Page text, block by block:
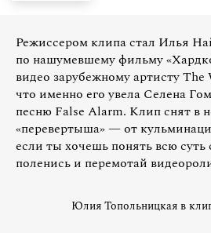
Режиссером клипа стал Илья
по нашумевшему фильму
видео зарубежному артисту
что именно его увела Селена
песню False Alarm. Клип снят в
«перевертыша» — от
если ты хочешь понять всю суть
поленись и перемотай
Юлия Топольницкая в